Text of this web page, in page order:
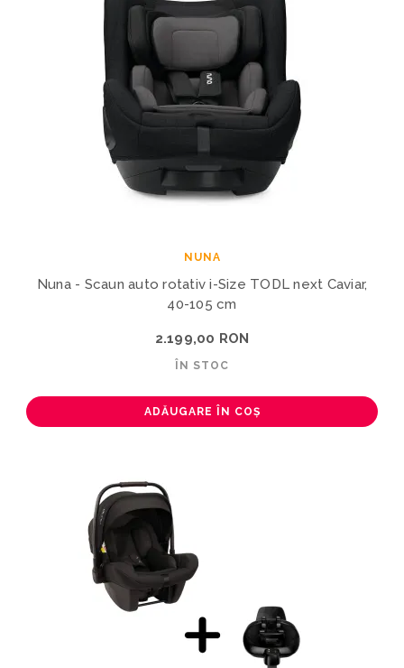
NUNA
Nuna - Scaun auto rotativ i-Size TODL next Caviar,
40-105 cm
2.199,00 RON
ÎN STOC
ADĂUGARE ÎN COȘ